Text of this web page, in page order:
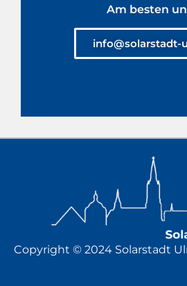
Am besten
info@solarstadt-
Copyright © 2024 Solarstadt